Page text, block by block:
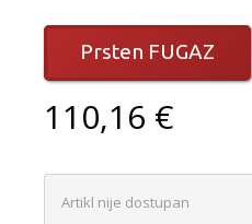
Prsten FUGAZ
110,16 €
Artikl nije dostupan